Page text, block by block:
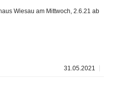
Wiesau am Mittwoch, 2.6.21 ab
31.05.2021